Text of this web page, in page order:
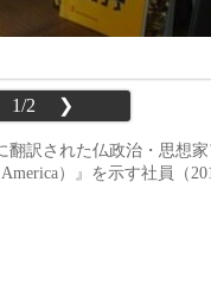
1/2 ❯
訳された仏政治・思想
）』を示す社員（